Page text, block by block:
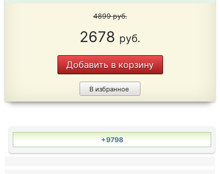
4899руб.
2678 руб.
Добавить в корзину
В избранное
+9798